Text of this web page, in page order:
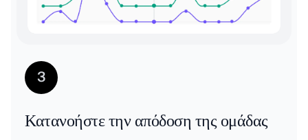
3
Κατανοήστε την απόδοση της ομάδας